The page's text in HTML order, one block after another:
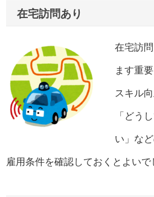
在宅訪問あり
在宅訪
ます重
スキル
「どう
い」な
雇用条件を確認しておくとよいで